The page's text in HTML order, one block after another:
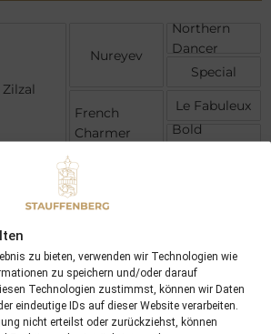
zu bieten, verwenden wir Technologien wie
zu speichern und/oder darauf
Technologien zustimmst, können wir Daten
eindeutige IDs auf dieser Website verarbeiten.
nicht erteilst oder zurückziehst, können
Zilzal
Nureyev
French
Charmer
Royal
Academy
Hi Lass
Northern
Dancer
Special
Le Fabuleux
Bold
Heights
Good Lass